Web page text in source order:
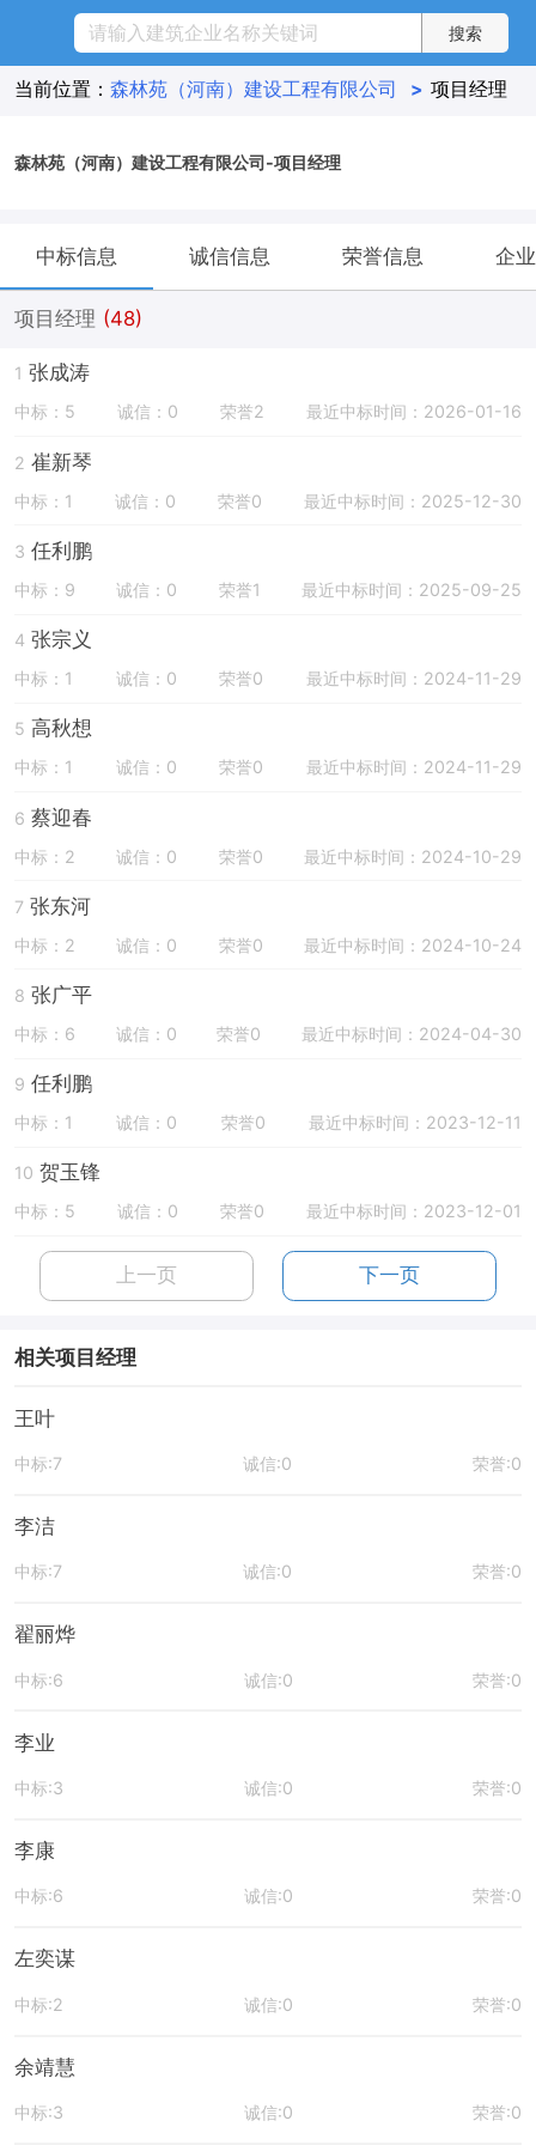
当前位置： 森林苑（河南）建设工程有限公司 > 项目经理
森林苑（河南）建设工程有限公司-项目经理
中标信息 诚信信息 荣誉信息 企
项目经理 (48)
1 张成涛
中标：5 诚信：0 荣誉2 最近中标时间：2026-01-16
2 崔新琴
中标：1 诚信：0 荣誉0 最近中标时间：2025-12-30
3 任利鹏
中标：9 诚信：0 荣誉1 最近中标时间：2025-09-25
4 张宗义
中标：1 诚信：0 荣誉0 最近中标时间：2024-11-29
5 高秋想
中标：1 诚信：0 荣誉0 最近中标时间：2024-11-29
6 蔡迎春
中标：2 诚信：0 荣誉0 最近中标时间：2024-10-29
7 张东河
中标：2 诚信：0 荣誉0 最近中标时间：2024-10-24
8 张广平
中标：6 诚信：0 荣誉0 最近中标时间：2024-04-30
9 任利鹏
中标：1 诚信：0 荣誉0 最近中标时间：2023-12-11
10 贺玉锋
中标：5 诚信：0 荣誉0 最近中标时间：2023-12-01
上一页 下一页
相关项目经理
王叶
中标:7 诚信:0 荣誉:0
李洁
中标:7 诚信:0 荣誉:0
翟丽烨
中标:6 诚信:0 荣誉:0
李业
中标:3 诚信:0 荣誉:0
李康
中标:6 诚信:0 荣誉:0
左奕谋
中标:2 诚信:0 荣誉:0
余靖慧
中标:3 诚信:0 荣誉:0